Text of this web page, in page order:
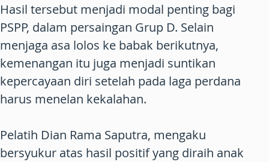
Hasil tersebut menjadi modal penting bagi
PSPP, dalam persaingan Grup D. Selain
menjaga asa lolos ke babak berikutnya,
kemenangan itu juga menjadi suntikan
kepercayaan diri setelah pada laga perdana
harus menelan kekalahan.
Pelatih Dian Rama Saputra, mengaku
bersyukur atas hasil positif yang diraih anak